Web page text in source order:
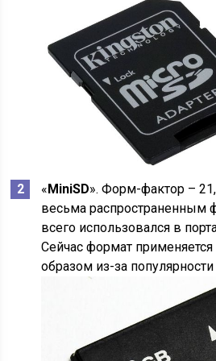
« MiniSD». Форм-фактор –
весьма распространенным
всего использовался в
Сейчас формат
образом из-за популярности